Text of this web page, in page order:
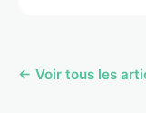
← Voir tous les